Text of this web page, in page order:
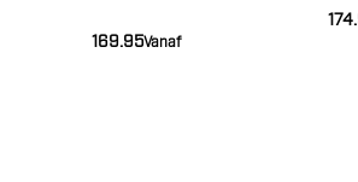
Vanaf
169.95